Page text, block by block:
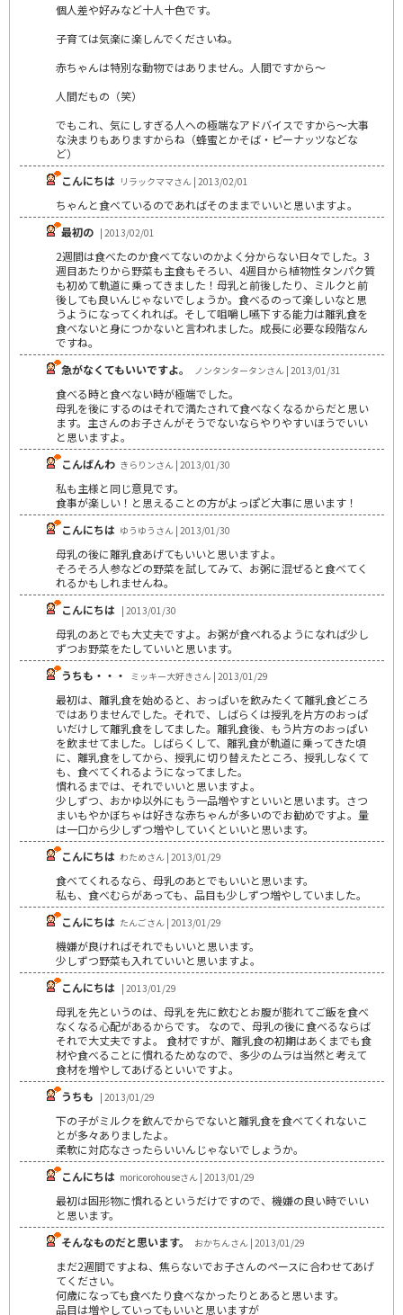
個人差や好みなど十人十色です。
子育ては気楽に楽しんでくださいね。
赤ちゃんは特別な動物ではありません。人間ですから～
人間だもの（笑）
でもこれ、気にしすぎる人への極端なアドバイスですから～大事
な決まりもありますからね（蜂蜜とかそば・ピーナッツなどな
ど）
こんにちは リラックママさん | 2013/02/01
ちゃんと食べているのであればそのままでいいと思いますよ。
最初の | 2013/02/01
2週間は食べたのか食べてないのかよく分からない日々でした。3
週目あたりから野菜も主食もそろい、4週目から植物性タンパク質
も初めて軌道に乗ってきました！母乳と前後したり、ミルクと前
後しても良いんじゃないでしょうか。食べるのって楽しいなと思
うようになってくれれば。そして咀嚼し嚥下する能力は離乳食を
食べないと身につかないと言われました。成長に必要な段階なん
ですね。
急がなくてもいいですよ。
ノンタンタータンさん | 2013/01/31
食べる時と食べない時が極端でした。
母乳を後にするのはそれで満たされて食べなくなるからだと思い
ます。主さんのお子さんがそうでないならやりやすいほうでいい
と思いますよ。
こんばんわ きらりンさん | 2013/01/30
私も主様と同じ意見です。
食事が楽しい！と思えることの方がよっぽど大事に思います！
こんにちは ゆうゆうさん | 2013/01/30
母乳の後に離乳食あげてもいいと思いますよ。
そろそろ人参などの野菜を試してみて、お粥に混ぜると食べてく
れるかもしれませんね。
こんにちは | 2013/01/30
母乳のあとでも大丈夫ですよ。お粥が食べれるようになれば少し
ずつお野菜をたしていいと思います。
うちも・・・
ミッキー大好きさん | 2013/01/29
最初は、離乳食を始めると、おっぱいを飲みたくて離乳食どころ
ではありませんでした。それで、しばらくは授乳を片方のおっぱ
いだけして離乳食をしてました。離乳食後、もう片方のおっぱい
を飲ませてました。しばらくして、離乳食が軌道に乗ってきた頃
に、離乳食をしてから、授乳に切り替えたところ、授乳しなくて
も、食べてくれるようになってました。
慣れるまでは、それでいいと思いますよ。
少しずつ、おかゆ以外にもう一品増やすといいと思います。さつ
まいもやかぼちゃは好きな赤ちゃんが多いのでお勧めですよ。量
は一口から少しずつ増やしていくといいと思います。
こんにちは わためさん | 2013/01/29
食べてくれるなら、母乳のあとでもいいと思います。
私も、食べむらがあっても、品目も少しずつ増やしていました。
こんにちは たんごさん | 2013/01/29
機嫌が良ければそれでもいいと思います。
少しずつ野菜も入れていいと思いますよ。
こんにちは | 2013/01/29
母乳を先というのは、母乳を先に飲むとお腹が膨れてご飯を食べ
なくなる心配があるからです。 なので、母乳の後に食べるならば
それで大丈夫ですよ。 食材ですが、離乳食の初期はあくまでも食
材や食べることに慣れるためなので、多少のムラは当然と考えて
食材を増やしてあげるといいですよ。
うちも | 2013/01/29
下の子がミルクを飲んでからでないと離乳食を食べてくれないこ
とが多々ありましたよ。
柔軟に対応なさったらいいんじゃないでしょうか。
こんにちは moricorohouseさん | 2013/01/29
最初は固形物に慣れるというだけですので、機嫌の良い時でいい
と思います。
そんなものだと思います。
おかちんさん | 2013/01/29
まだ2週間ですよね、焦らないでお子さんのペースに合わせてあげ
てください。
何歳になっても食べたり食べなかったりとあると思います。
品目は増やしていってもいいと思いますが